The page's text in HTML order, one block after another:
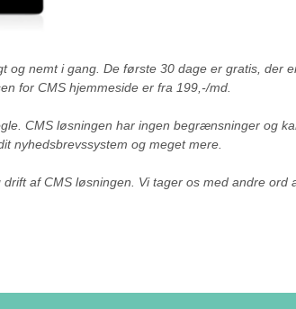
og nemt i gang. De første 30 dage er gratis, der
for CMS hjemmeside er fra 199,-/md.
CMS løsningen har ingen begrænsninger og
nyhedsbrevssystem og meget mere.
af CMS løsningen. Vi tager os med andre ord